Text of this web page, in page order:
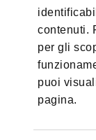
contenuti.
per gli
puoi
pagina.
©